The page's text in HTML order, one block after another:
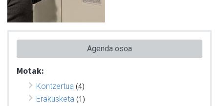
Agenda osoa
Motak:
Kontzertua (4)
Erakusketa (1)